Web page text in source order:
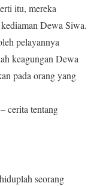
itu, mereka
Dewa Siwa.
pelayannya
keagungan Dewa
pada orang yang
cerita tentang
seorang